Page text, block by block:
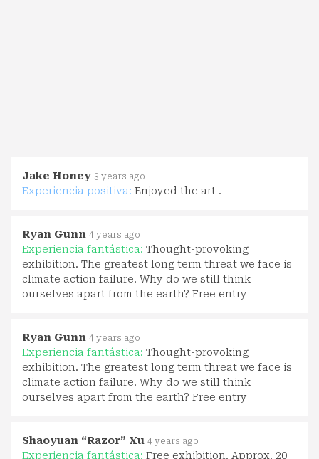
Jake Honey 3 years ago
Experiencia positiva: Enjoyed the art .
Ryan Gunn 4 years ago
Experiencia fantástica: Thought-provoking
exhibition. The greatest long term threat we face is
climate action failure. Why do we still think
ourselves apart from the earth? Free entry
Ryan Gunn 4 years ago
Experiencia fantástica: Thought-provoking
exhibition. The greatest long term threat we face is
climate action failure. Why do we still think
ourselves apart from the earth? Free entry
Shaoyuan “Razor” Xu 4 years ago
Experiencia fantástica: Free exhibition. Approx. 20